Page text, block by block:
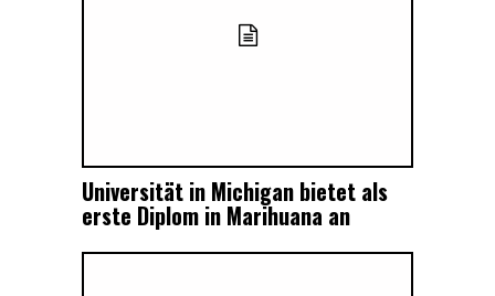
Universität in Michigan bietet als
erste Diplom in Marihuana an